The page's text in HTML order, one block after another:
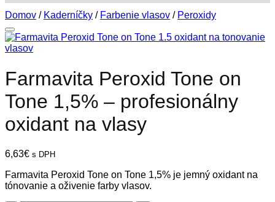
Domov / Kaderníčky / Farbenie vlasov / Peroxidy
Farmavita Peroxid Tone on
Tone 1,5% – profesionálny
oxidant na vlasy
6,63€ s DPH
Farmavita Peroxid Tone on Tone 1,5% je jemný oxidant na
tónovanie a oživenie farby vlasov.